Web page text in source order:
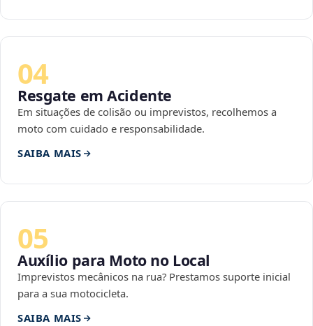
04
Resgate em Acidente
Em situações de colisão ou imprevistos, recolhemos a
moto com cuidado e responsabilidade.
SAIBA MAIS
05
Auxílio para Moto no Local
Imprevistos mecânicos na rua? Prestamos suporte inicial
para a sua motocicleta.
SAIBA MAIS